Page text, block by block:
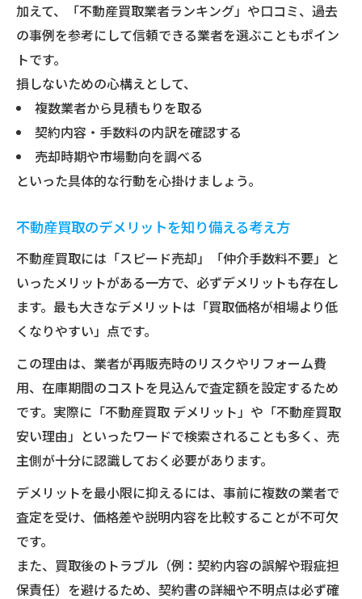
不動産買取トラブルを招く態度に要注意
不動産買取の現場で信頼を築く心構えを持
トラブル回避に役立つ不動産買取の心得まとめ
不動産買取トラブル事例と対策を押さえる
不動産買取で損を防ぐための心得最終チェ
ック
ト
不動産買取の安心取引を叶える実践的手順
不動産買取のリスク管理と対応策を再確認
加えて、「不動産買取業者ランキング」や口コミ、過去
の事例を参考にして信頼できる業者を選ぶこともポイン
トです。
損しないための心構えとして、
複数業者から見積もりを取る
契約内容・手数料の内訳を確認する
売却時期や市場動向を調べる
といった具体的な行動を心掛けましょう。
不動産買取のデメリットを知り備える考え方
不動産買取には「スピード売却」「仲介手数料不要」と
いったメリットがある一方で、必ずデメリットも存在し
ます。最も大きなデメリットは「買取価格が相場より低
くなりやすい」点です。
この理由は、業者が再販売時のリスクやリフォーム費
用、在庫期間のコストを見込んで査定額を設定するため
です。実際に「不動産買取 デメリット」や「不動産買取
安い理由」といったワードで検索されることも多く、売
主側が十分に認識しておく必要があります。
デメリットを最小限に抑えるには、事前に複数の業者で
査定を受け、価格差や説明内容を比較することが不可欠
です。
また、買取後のトラブル（例：契約内容の誤解や瑕疵担
保責任）を避けるため、契約書の詳細や不明点は必ず確